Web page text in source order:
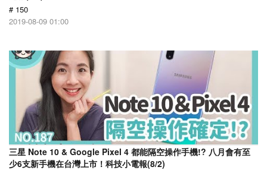
# 150
2019-08-09 01:00
三星 Note 10 & Google Pixel 4 都能隔空操作手機!? 八月會有至
少6支新手機在台灣上市！科技小電報(8/2)